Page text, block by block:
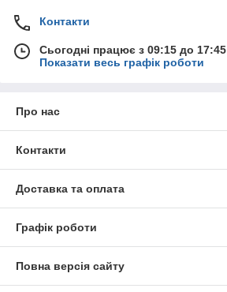
Контакти
Сьогодні працює з 09:15 до 17:45
Показати весь графік роботи
Про нас
Контакти
Доставка та оплата
Графік роботи
Повна версія сайту